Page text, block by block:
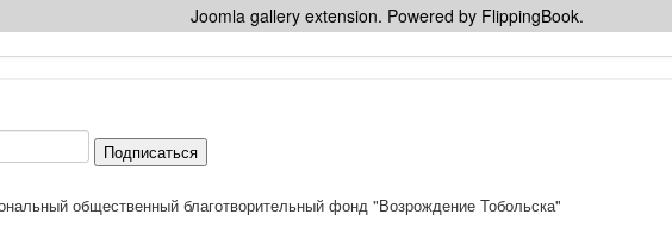
Joomla gallery extension. Powered by FlippingBook.
Подписаться
общественный благотворительный фонд "Возрождение Тобольска"